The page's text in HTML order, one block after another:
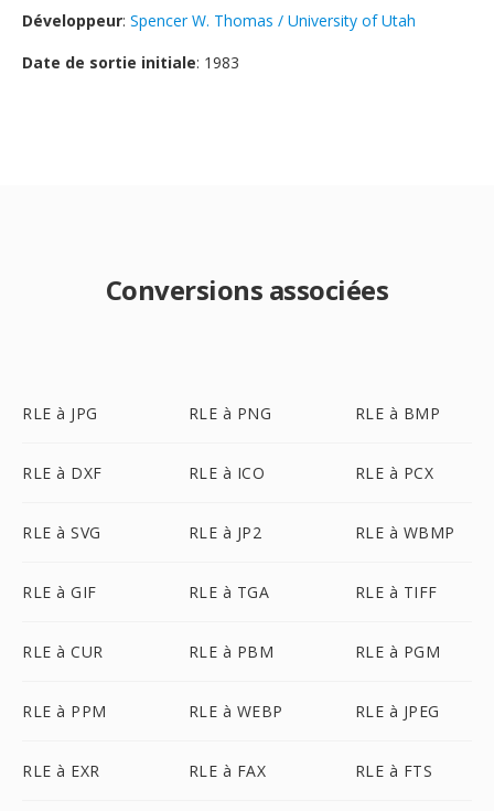
Développeur: Spencer W. Thomas / University of Utah
Date de sortie initiale: 1983
Conversions associées
RLE à JPG RLE à PNG RLE à BMP
RLE à DXF RLE à ICO RLE à PCX
RLE à SVG RLE à JP2 RLE à WBMP
RLE à GIF RLE à TGA RLE à TIFF
RLE à CUR RLE à PBM RLE à PGM
RLE à PPM RLE à WEBP RLE à JPEG
RLE à EXR RLE à FAX RLE à FTS